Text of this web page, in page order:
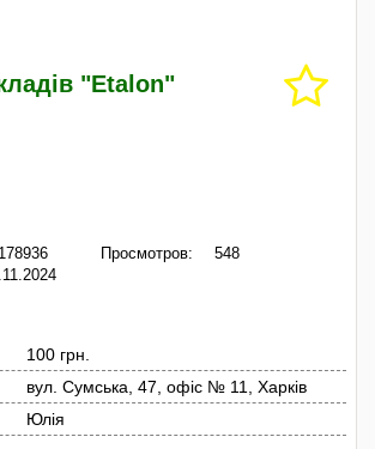
"Etalon"
Просмотров: 548
100 грн.
вул. Сумська, 47, офіс № 11, Харків
Юлія